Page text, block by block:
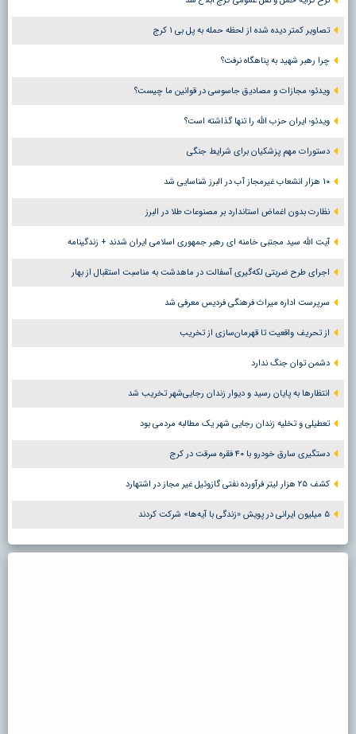
تصاویر کمتر دیده شده از لحظه حمله به پل بی ۱ کرج
چرا رهبر شهید به پناهگاه نرفت؟
ویدئو؛ مجازات و مصادیق جاسوسی در قوانین ما چیست؟
ویدئو؛ ایران حزب الله را تنها گذاشته است؟
دستورات مهم پزشکیان برای شرایط جنگی
۱۰ هزار انشعاب غیرمجاز آب در البرز شناسایی شد
نظارت بدون اغماض استاندارد بر مصنوعات طلا در البرز
آیت الله سید مجتبی خامنه ای رهبر جمهوری اسلامی ایران شدند + زندگینامه
اجرای طرح ضربتی لکه‌گیری آسفالت در ماهدشت به مناسبت استقبال از بهار
سرپرست اداره میراث فرهنگی فردیس معرفی شد
از تحریف واقعیت تا قهرمان‌سازی از تخریب
دشمن توان جنگ ندارد
انتظارها به پایان رسید و دیوار زندان رجایی‌شهر تخریب شد
تعطیلی و تخلیه زندان رجایی شهر یک مطالبه مردمی بود
دستگیری سارق خودرو با ۴۰ فقره سرقت در کرج
کشف ۲۵ هزار لیتر فرآورده نفتی گازوئیل غیر مجاز در اشتهارد
۵ میلیون ایرانی در پویش «زندگی با آیه‌ها» شرکت کردند